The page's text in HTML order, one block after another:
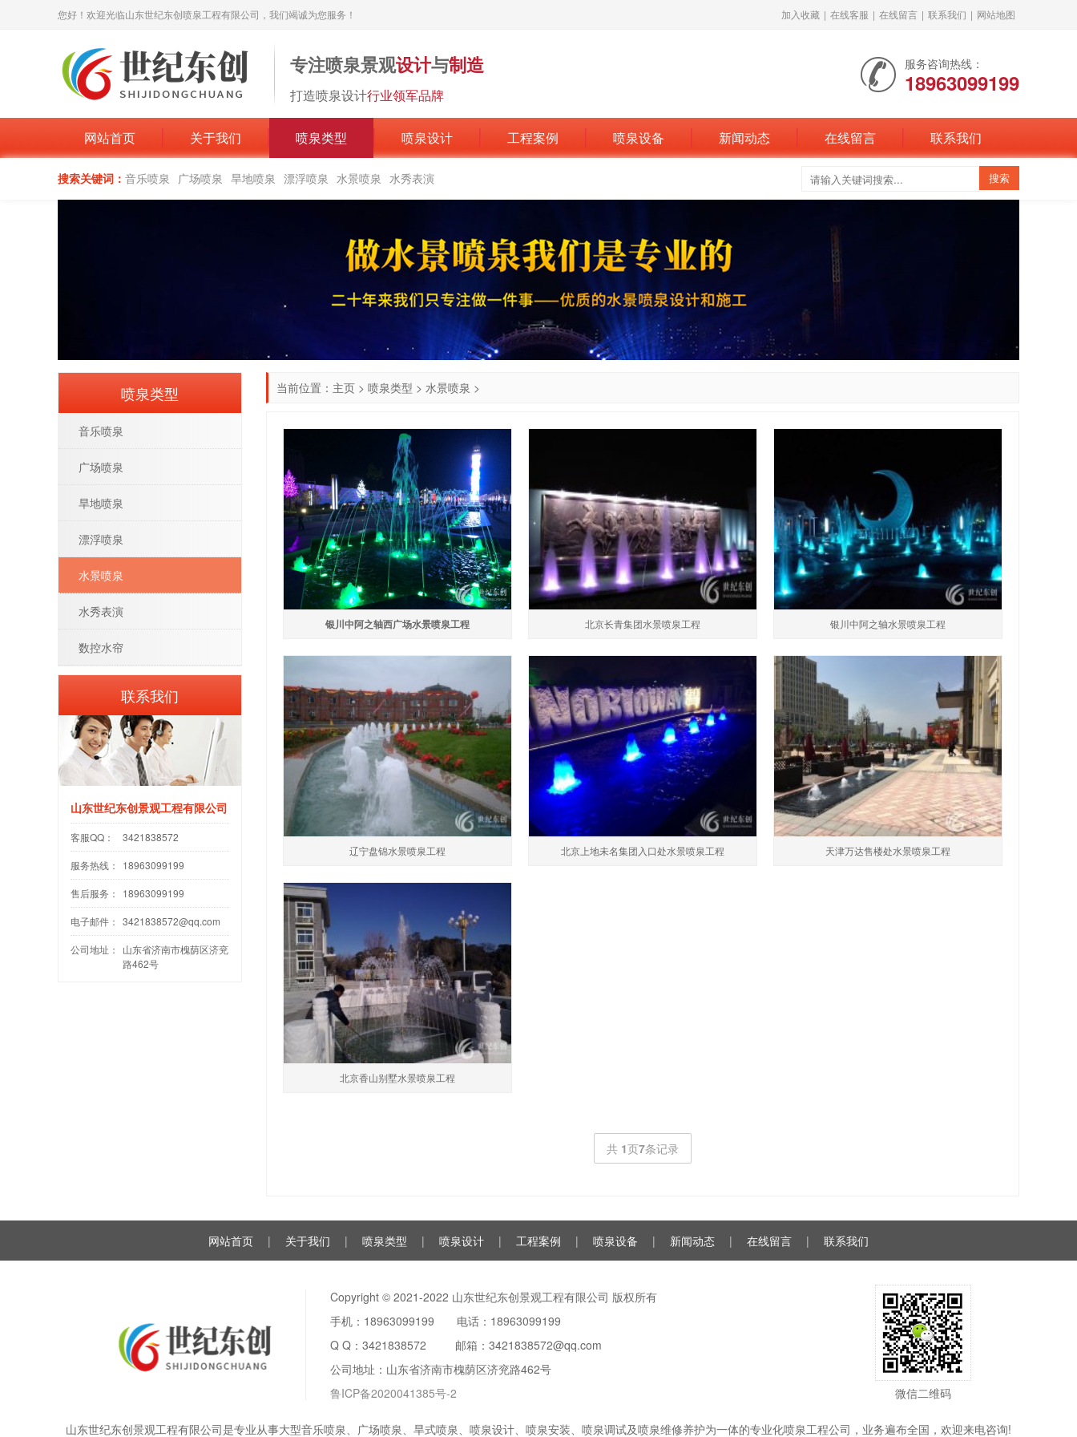
您好！欢迎光临山东世纪东创喷泉工程有限公司，我们竭诚为您服务！ 加入收藏 | 在线客服 | 在线留言 | 联系我们 | 网站地图
专注喷泉景观设计与制造
打造喷泉设计行业领军品牌
服务咨询热线：
18963099199
网站首页 关于我们 喷泉类型 喷泉设计 工程案例 喷泉设备 新闻动态 在线留言 联系我们
搜索关键词： 音乐喷泉 广场喷泉 旱地喷泉 漂浮喷泉 水景喷泉 水秀表演
当前位置： 主页 > 喷泉类型 > 水景喷泉 >
银川中阿之轴西广场水景喷泉工程 北京长青集团水景喷泉工程 银川中阿之轴水景喷泉工程
辽宁盘锦水景喷泉工程 北京上地未名集团入口处水景喷泉工程 天津万达售楼处水景喷泉工程
北京香山别墅水景喷泉工程
共 1页7条记录
喷泉类型
音乐喷泉
广场喷泉
旱地喷泉
漂浮喷泉
水景喷泉
水秀表演
数控水帘
联系我们
山东世纪东创景观工程有限公司
客服QQ： 3421838572
服务热线： 18963099199
售后服务： 18963099199
电子邮件： 3421838572@qq.com
公司地址：
山东省济南市槐荫区济兖
路462号
网站首页 | 关于我们 | 喷泉类型 | 喷泉设计 | 工程案例 | 喷泉设备 | 新闻动态 | 在线留言 | 联系我们
Copyright © 2021-2022 山东世纪东创景观工程有限公司 版权所有
手机：18963099199 电话：18963099199
Q Q： 3421838572 邮箱：3421838572@qq.com
公司地址：山东省济南市槐荫区济兖路462号
鲁ICP备2020041385号-2
微信二维码
山东世纪东创景观工程有限公司是专业从事大型音乐喷泉、 广场喷泉、 旱式喷泉、喷泉设计、喷泉安装、喷泉调试及喷泉维修养护为一体的专业化喷泉工程公司，业务遍布全国，欢迎来电咨询!